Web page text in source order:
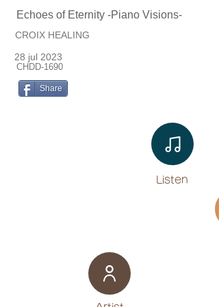
Echoes of Eternity -Piano Visions-
CROIX HEALING
28 jul 2023
CHDD-1690
Share
Listen​